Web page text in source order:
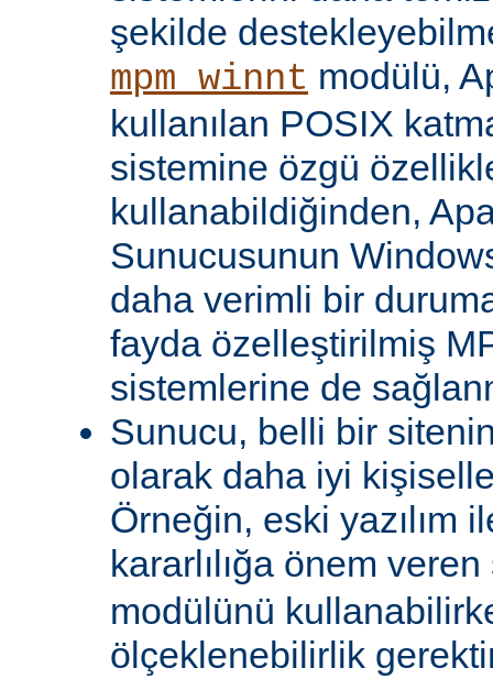
şekilde
mpm_winnt modülü,
kullanılan POSIX
sistemine özgü
kullanabildiğinden,
Sunucusunun
daha verimli bir
fayda özelleştirilmiş
sistemlerine de
Sunucu, belli bir
olarak daha iyi
Örneğin, eski yazılım
kararlılığa önem
modülünü
ölçeklenebilirlik